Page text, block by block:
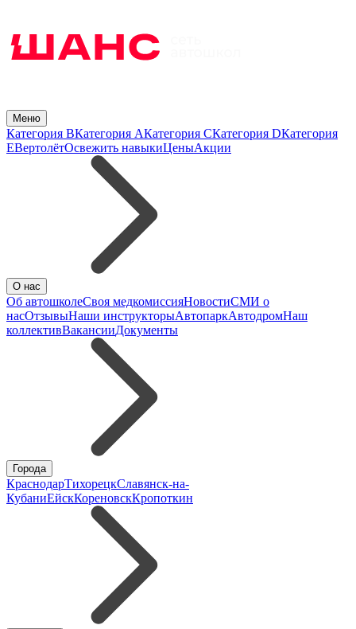
Меню
Категория BКатегория AКатегория CКатегория DКатегория
EВертолётОсвежить навыкиЦеныАкции
О нас
Об автошколеСвоя медкомиссияНовостиСМИ о
насОтзывыНаши инструкторыАвтопаркАвтодромНаш
коллективВакансииДокументы
Города
КраснодарТихорецкСлавянск-на-
КубаниЕйскКореновскКропоткин